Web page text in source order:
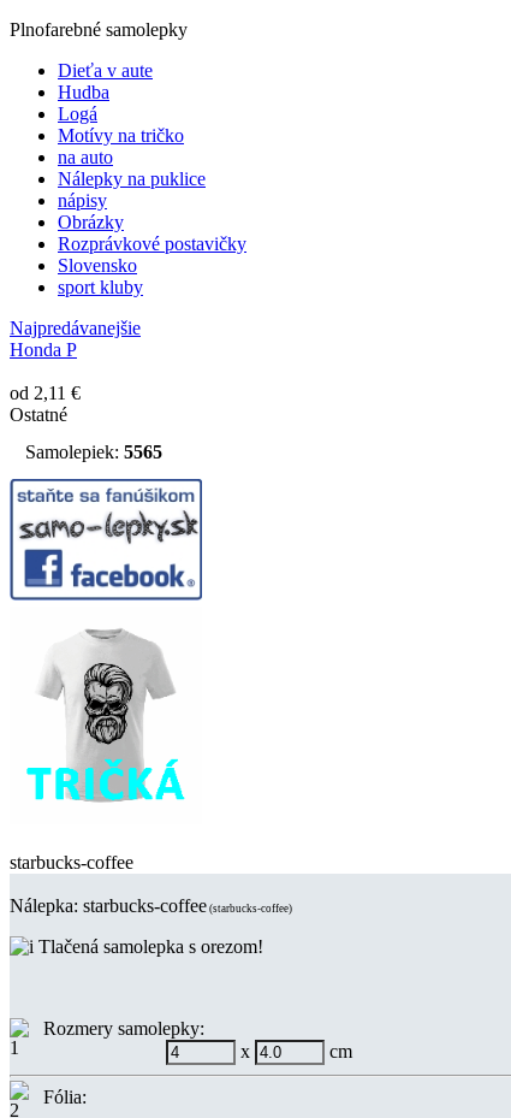
Plnofarebné samolepky
Dieťa v aute
Hudba
Logá
Motívy na tričko
na auto
Nálepky na puklice
nápisy
Obrázky
Rozprávkové postavičky
Slovensko
sport kluby
Najpredávanejšie
Honda P
od 2,11 €
Ostatné
Samolepiek: 5565
starbucks-coffee
Nálepka: starbucks-coffee (starbucks-coffee)
Tlačená samolepka s orezom!
Rozmery samolepky:
x
cm
Fólia: